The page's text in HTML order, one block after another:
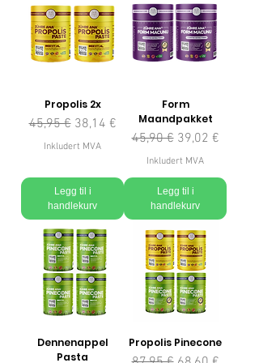
Propolis 2x
Vanlig pris
45,95 € Salgspris
38,14 €
Inkludert MVA
Legg til i
handlekurv
Form
Maandpakket
Vanlig pris
45,90 € Salgspris
39,02 €
Inkludert MVA
Legg til i
handlekurv
Dennenappel
Pasta
Propolis Pinecone